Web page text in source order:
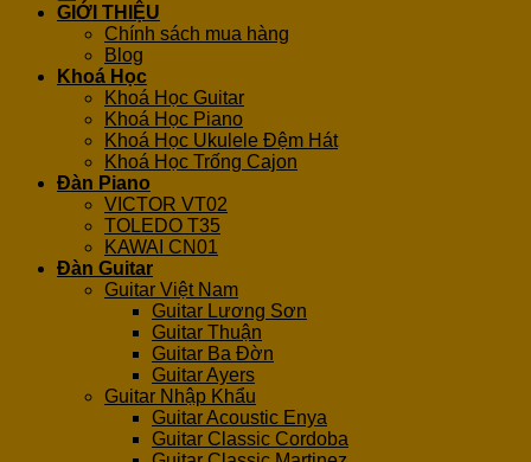
GIỚI THIỆU
Chính sách mua hàng
Blog
Khoá Học
Khoá Học Guitar
Khoá Học Piano
Khoá Học Ukulele Đệm Hát
Khoá Học Trống Cajon
Đàn Piano
VICTOR VT02
TOLEDO T35
KAWAI CN01
Đàn Guitar
Guitar Việt Nam
Guitar Lương Sơn
Guitar Thuận
Guitar Ba Đờn
Guitar Ayers
Guitar Nhập Khẩu
Guitar Acoustic Enya
Guitar Classic Cordoba